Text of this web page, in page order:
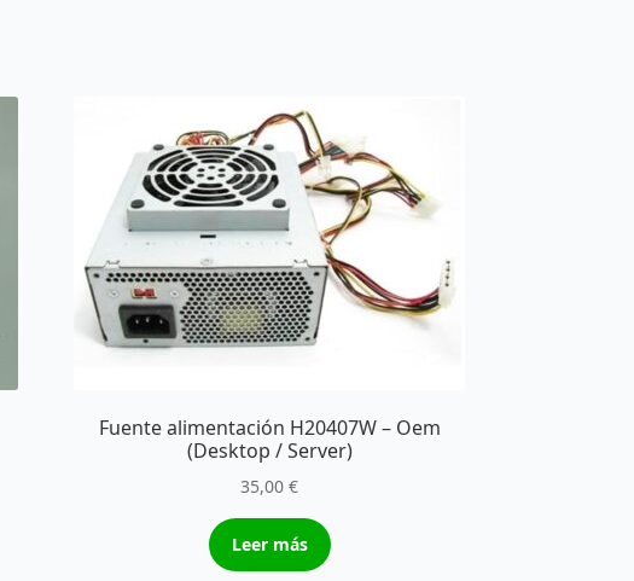
Fuente alimentación H20407W – Oem
(Desktop / Server)
35,00€
Leer más